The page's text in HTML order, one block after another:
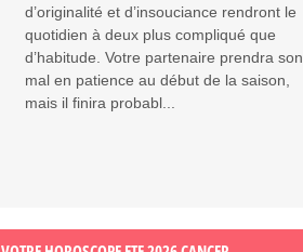
d’originalité et d’insouciance rendront le
quotidien à deux plus compliqué que
d’habitude. Votre partenaire prendra son
mal en patience au début de la saison,
mais il finira probabl...